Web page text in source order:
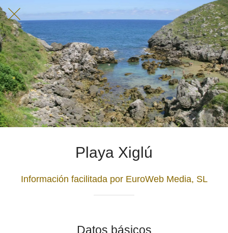
Playa Xiglú
Información facilitada por EuroWeb Media, SL
Datos básicos